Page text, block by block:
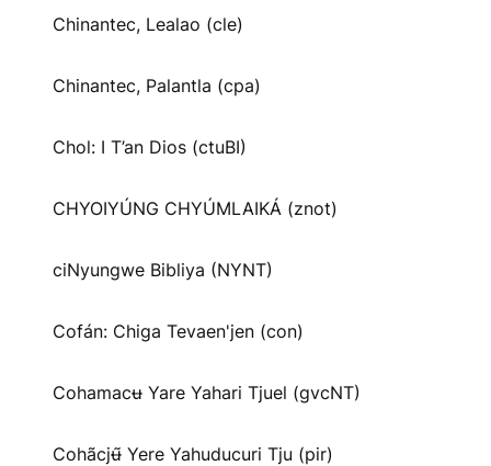
Chinantec, Lealao (cle)
Chinantec, Palantla (cpa)
Chol: I T’an Dios (ctuBI)
CHYOIYÚNG CHYÚMLAIKÁ (znot)
ciNyungwe Bibliya (NYNT)
Cofán: Chiga Tevaen'jen (con)
Cohamacʉ Yare Yahari Tjuel (gvcNT)
Cohãcjʉ̃ Yere Yahuducuri Tju (pir)